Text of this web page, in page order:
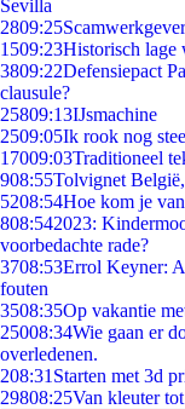
Sevilla
2809:25
1509:23Historisch lage
3809:22Defensiepact
clausule?
25809:13IJsmachine
2509:05Ik rook nog
17009:03Traditioneel
908:55Tolvignet
5208:54Hoe kom je
808:542023:
voorbedachte rade?
3708:53Errol Keyner:
fouten
3508:35Op vakantie
25008:34Wie gaan er
overledenen.
208:31 Starten met 3d
29808:25Van kleuter